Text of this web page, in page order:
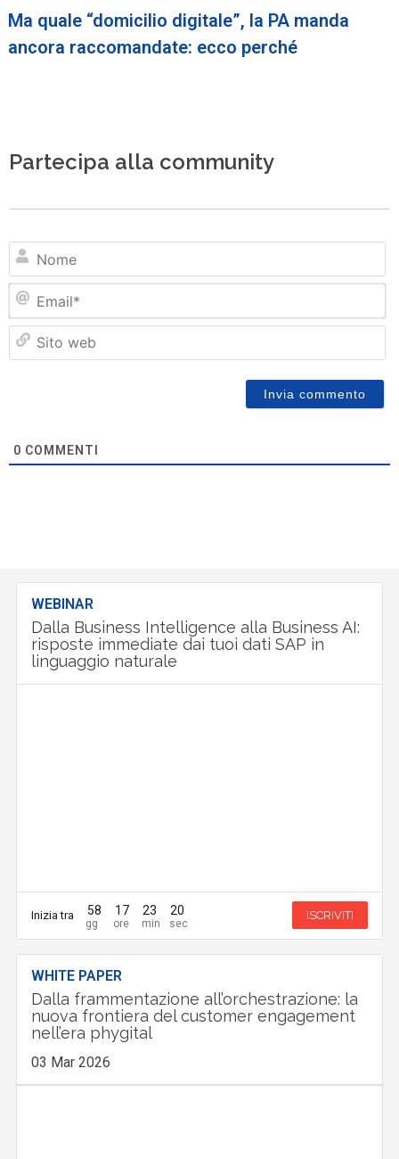
Ma quale “domicilio digitale”, la PA manda
ancora raccomandate: ecco perché
Partecipa alla community
0 COMMENTI
WEBINAR
Dalla Business Intelligence alla Business AI:
risposte immediate dai tuoi dati SAP in
linguaggio naturale
Inizia tra 58 17 23 19 ISCRIVITI
WHITE PAPER
Dalla frammentazione all’orchestrazione: la
nuova frontiera del customer engagement
nell’era phygital
03 Mar 2026